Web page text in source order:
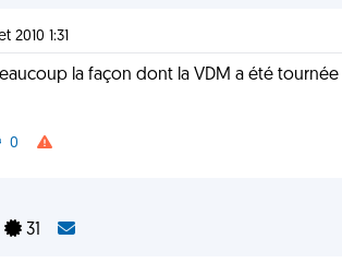
2010 1:31
la façon dont la VDM a été tournée
0
31